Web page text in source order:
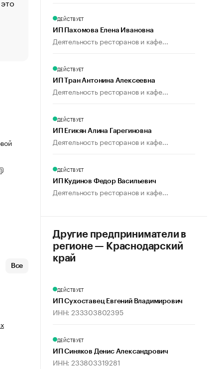
Что обвинения против Павла Дурова значат для
пользователей
Все
ДЕЙСТВУЕТ
ИП Пахомова Елена Ивановна
Деятельность ресторанов и кафе...
ДЕЙСТВУЕТ
ИП Тран Антонина Алексеевна
Деятельность ресторанов и кафе...
ДЕЙСТВУЕТ
ИП Егикян Алина Гарегиновна
Деятельность ресторанов и кафе...
ДЕЙСТВУЕТ
ИП Кудинов Федор Васильевич
Деятельность ресторанов и кафе...
Другие предприниматели в
регионе — Краснодарский
край
ДЕЙСТВУЕТ
ИП Сухоставец Евгений Владимирович
ИНН: 233303802395
ДЕЙСТВУЕТ
ИП Синяков Денис Александрович
ИНН: 233803319281